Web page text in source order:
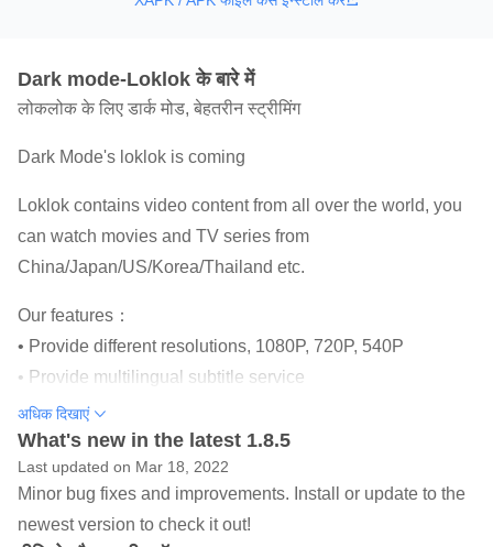
Dark mode-Loklok के बारे में
लोकलोक के लिए डार्क मोड, बेहतरीन स्ट्रीमिंग
Dark Mode's loklok is coming
Loklok contains video content from all over the world, you
can watch movies and TV series from
China/Japan/US/Korea/Thailand etc.
Our features：
• Provide different resolutions, 1080P, 720P, 540P
• Provide multilingual subtitle service
• You can choose to watch online or download to watch
locally
• Update reminders, don't worry about missing your favorite
episodes and movies
• New UI interface.
अधिक दिखाएं
What's new in the latest 1.8.5
Last updated on Mar 18, 2022
Minor bug fixes and improvements. Install or update to the
newest version to check it out!